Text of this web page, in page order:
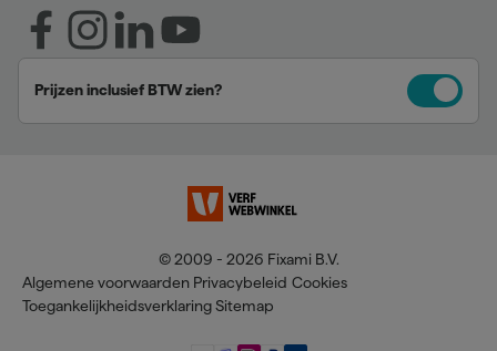
Prijzen inclusief BTW zien?
© 2009 - 2026 Fixami B.V.
Algemene voorwaarden Privacybeleid Cookies
Toegankelijkheidsverklaring Sitemap